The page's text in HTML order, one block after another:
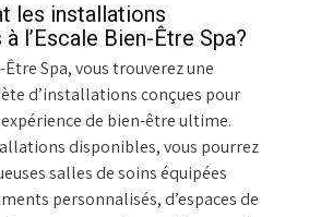
les installations
l’Escale Bien-Être Spa?
Être Spa, vous trouverez une
d’installations conçues pour
de bien-être ultime.
disponibles, vous pourrez
salles de soins équipées
personnalisés, d’espaces de